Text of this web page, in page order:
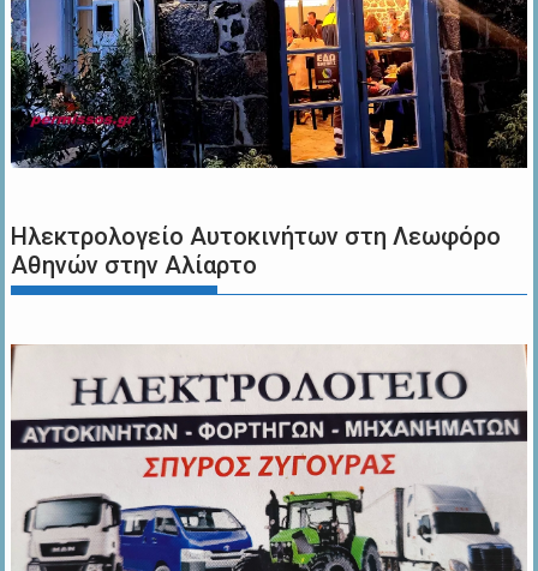
Ηλεκτρολογείο Αυτοκινήτων στη Λεωφόρο
Αθηνών στην Αλίαρτο